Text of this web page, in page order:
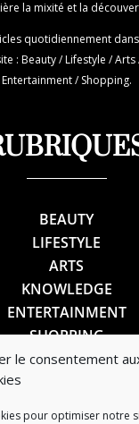
le consentement
pour optimiser notre
la mixité et la
quotidiennement
: Beauty / Lifestyle /
Entertainment / Shopping.
BEAUTY
LIFESTYLE
ARTS
KNOWLEDGE
ENTERTAINMENT
SHOPPING